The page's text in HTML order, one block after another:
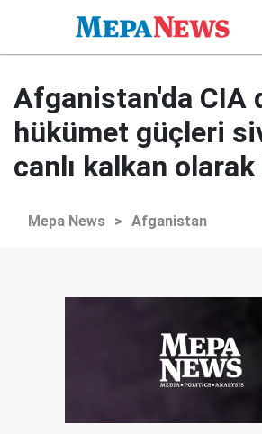
Afganistan'da CIA
hükümet güçleri
canlı kalkan
Mepa News > Afganistan